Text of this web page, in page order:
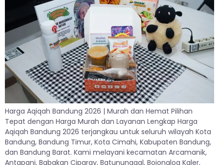
Harga Aqiqah Bandung 2026 | Murah dan Hemat Pilihan
Tepat dengan Harga Murah dan Layanan Lengkap Harga
Aqiqah Bandung 2026 terjangkau untuk seluruh wilayah Kota
Bandung, Bandung Timur, Kota Cimahi, Kabupaten Bandung,
dan Bandung Barat. Kami melayani kecamatan Arcamanik,
Antapani, Babakan Ciparay, Batununggal, Bojongloa Kaler,